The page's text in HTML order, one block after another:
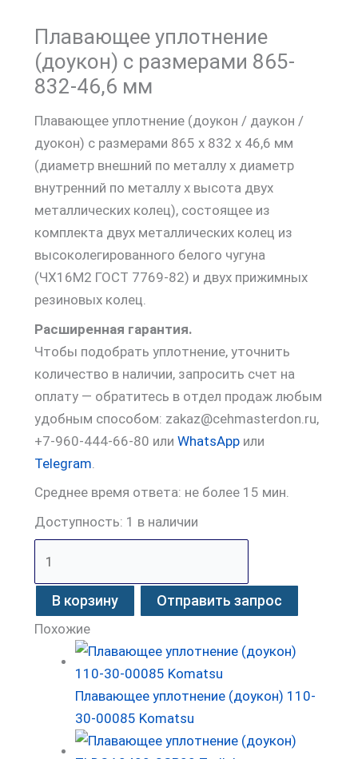
Плавающее уплотнение
(доукон) с размерами 865-
832-46,6 мм
Плавающее уплотнение (доукон / даукон /
дуокон) с размерами 865 х 832 х 46,6 мм
(диаметр внешний по металлу х диаметр
внутренний по металлу х высота двух
металлических колец), состоящее из
комплекта двух металлических колец из
высоколегированного белого чугуна
(ЧХ16М2 ГОСТ 7769-82) и двух прижимных
резиновых колец.
Расширенная гарантия.
Чтобы подобрать уплотнение, уточнить
количество в наличии, запросить счет на
оплату — обратитесь в отдел продаж любым
удобным способом: zakaz@cehmasterdon.ru,
+7-960-444-66-80 илиWhatsApp или
Telegram
Среднее время ответа: не более 15 мин.
Доступность: 1 в наличии
В корзину Отправить запрос
Похожие
Плавающее уплотнение (доукон) 110-
30-00085 Komatsu